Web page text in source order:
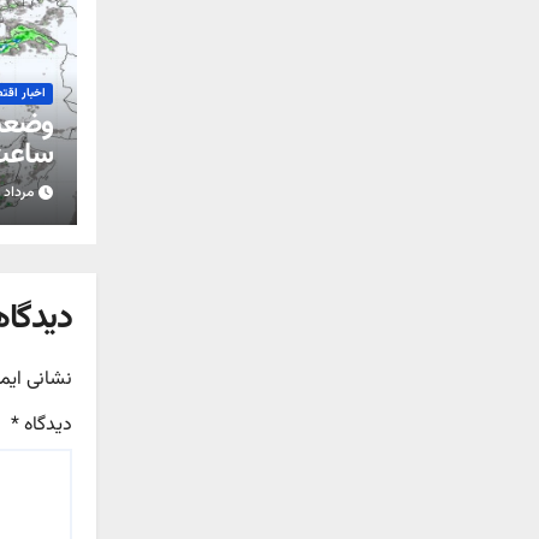
اخبار
مرداد ۱۵, ۱۴۰۵
نشانی
دیدگاه*